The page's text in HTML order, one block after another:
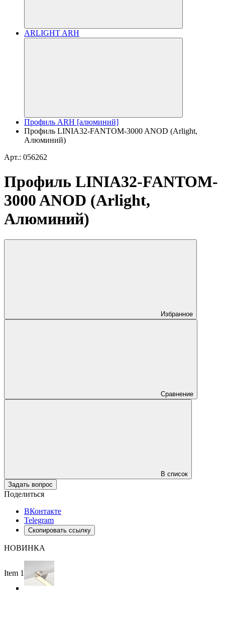
ARLIGHT ARH
Профиль ARH [алюминий]
Профиль LINIA32-FANTOM-3000 ANOD (Arlight,
Алюминий)
Арт.: 056262
Профиль LINIA32-FANTOM-
3000 ANOD (Arlight,
Алюминий)
Избранное
Сравнение
В список
Задать вопрос
Поделиться
ВКонтакте
Telegram
Скопировать ссылку
НОВИНКА
Item 1 of 5